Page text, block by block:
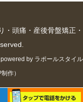
頭痛・産後骨盤矯正・
powered by ラポールスタイル
作）